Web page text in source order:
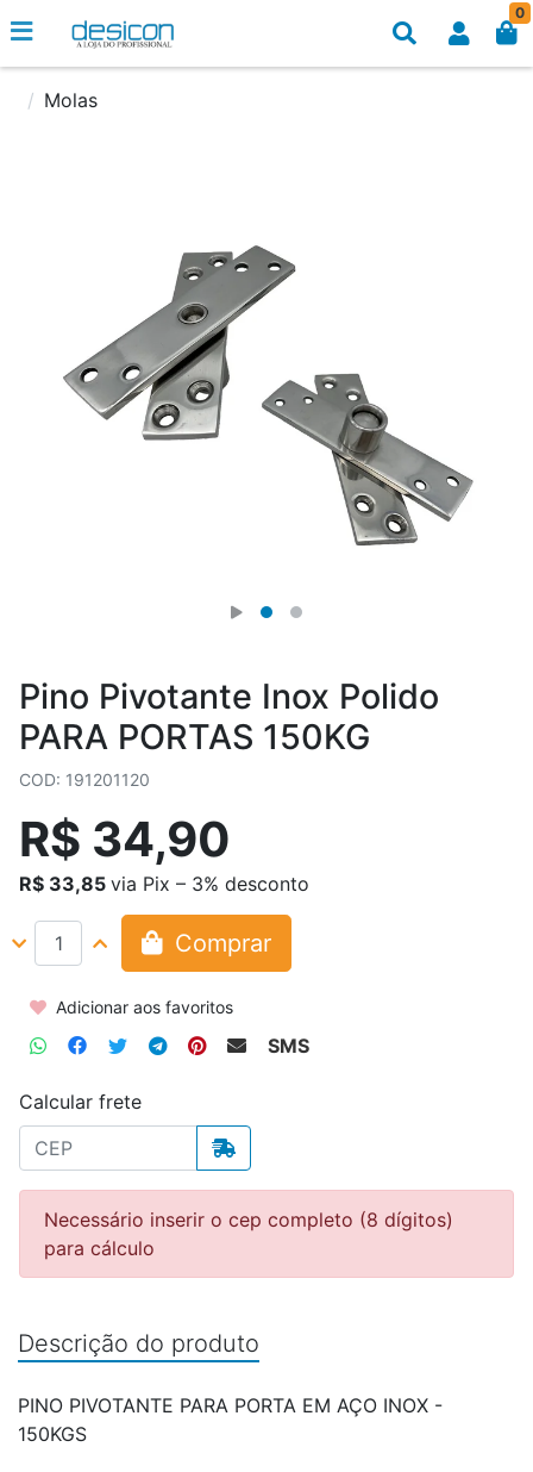
0
Molas
Pino Pivotante Inox Polido
PARA PORTAS 150KG
COD: 191201120
R$ 34,90
R$ 33,85 via Pix – 3% desconto
Comprar
Adicionar aos favoritos
SMS
Calcular frete
Necessário inserir o cep completo (8 dígitos)
para cálculo
Descrição do produto
PINO PIVOTANTE PARA PORTA EM AÇO INOX -
150KGS